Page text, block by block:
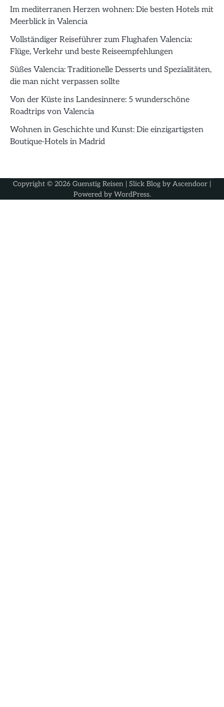
Im mediterranen Herzen wohnen: Die besten Hotels mit
Meerblick in Valencia
Vollständiger Reiseführer zum Flughafen Valencia:
Flüge, Verkehr und beste Reiseempfehlungen
Süßes Valencia: Traditionelle Desserts und Spezialitäten,
die man nicht verpassen sollte
Von der Küste ins Landesinnere: 5 wunderschöne
Roadtrips von Valencia
Wohnen in Geschichte und Kunst: Die einzigartigsten
Boutique-Hotels in Madrid
Copyright © 2026 Guenstig Reisen | Slick Blog by Ascendoor |
Powered by WordPress.